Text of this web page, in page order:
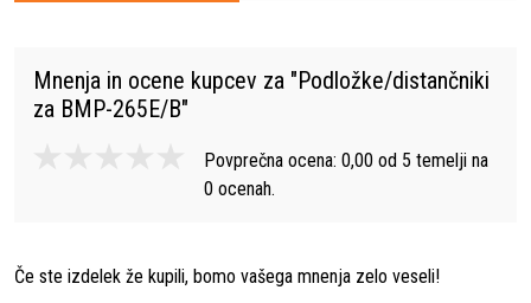
Mnenja in ocene kupcev za "Podložke/distančniki
za BMP-265E/B"
Povprečna ocena: 0,00 od 5 temelji na
0 ocenah.
Če ste izdelek že kupili, bomo vašega mnenja zelo veseli!